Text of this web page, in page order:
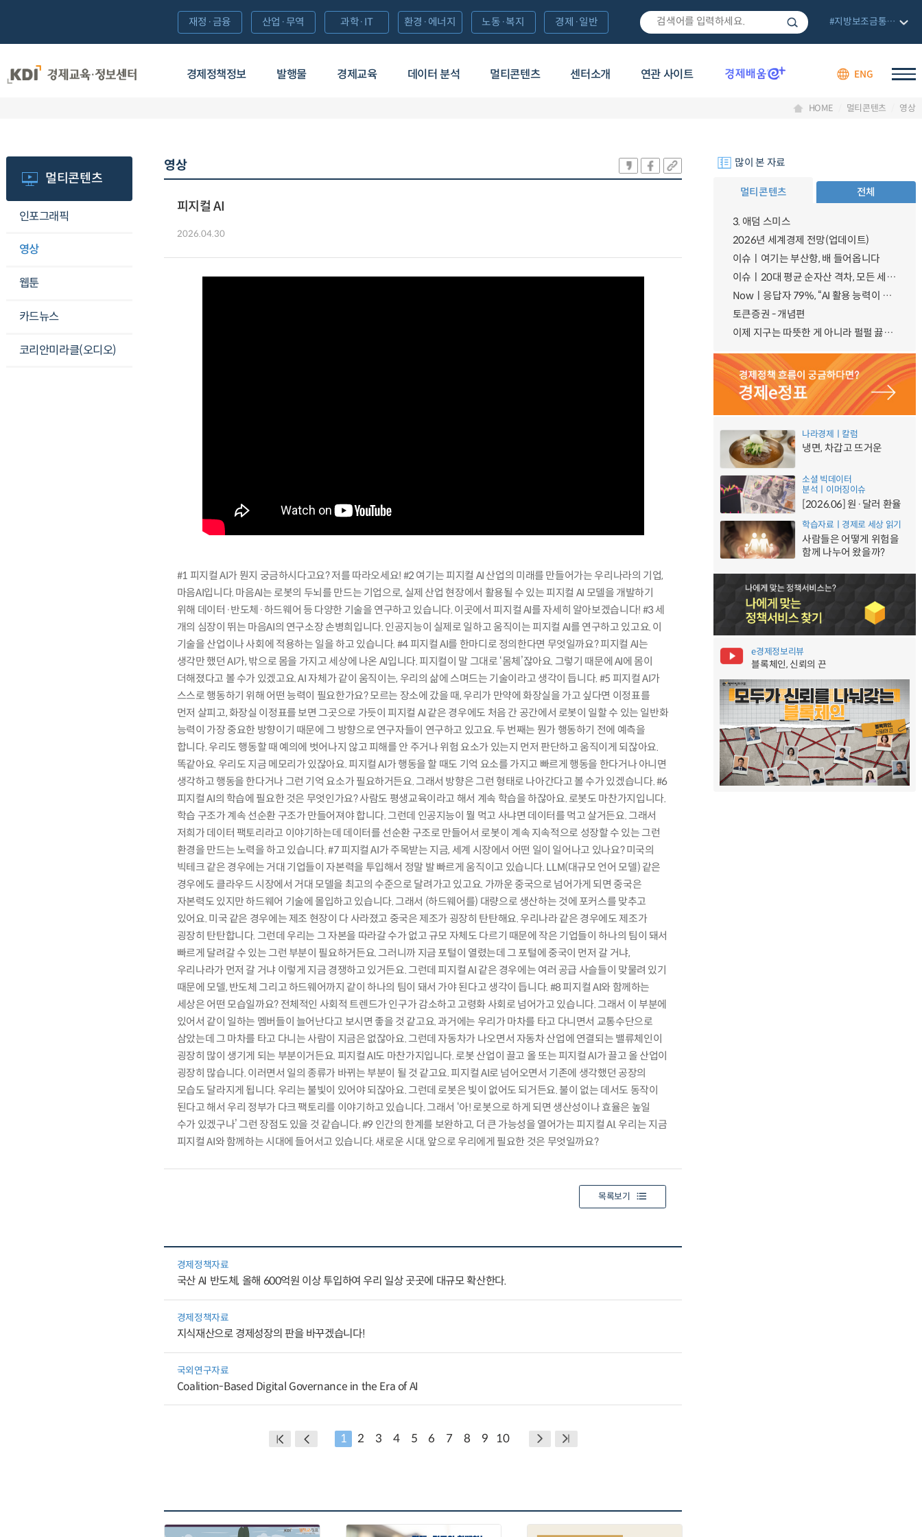
경제정책정보 발행물 경제교육 데이터 분석 멀티콘텐츠 센터소개 연관 사이트 ENG
재정·금융 산업·무역 과학·IT 환경·에너지 노동·복지 경제·일반 #지방보조금통합관리망
HOME 멀티콘텐츠 영상
멀티콘텐츠
인포그래픽
영상
웹툰
카드뉴스
코리안미라클(오디오)
영상
피지컬 AI
2026.04.30
#1 피지컬 AI가 뭔지 궁금하시다고요? 저를 따라오세요! #2 여기는 피지컬 AI 산업의 미래를 만들어가는 우리나라의 기업,
마음AI입니다. 마음AI는 로봇의 두뇌를 만드는 기업으로, 실제 산업 현장에서 활용될 수 있는 피지컬 AI 모델을 개발하기
위해 데이터·반도체·하드웨어 등 다양한 기술을 연구하고 있습니다. 이곳에서 피지컬 AI를 자세히 알아보겠습니다! #3 세
개의 심장이 뛰는 마음AI의 연구소장 손병희입니다. 인공지능이 실제로 일하고 움직이는 피지컬 AI를 연구하고 있고요. 이
기술을 산업이나 사회에 적용하는 일을 하고 있습니다. #4 피지컬 AI를 한마디로 정의한다면 무엇일까요? 피지컬 AI는
생각만 했던 AI가, 밖으로 몸을 가지고 세상에 나온 AI입니다. 피지컬이 말 그대로 ‘몸체’잖아요. 그렇기 때문에 AI에 몸이
더해졌다고 볼 수가 있겠고요. AI 자체가 같이 움직이는, 우리의 삶에 스며드는 기술이라고 생각이 듭니다. #5 피지컬 AI가
스스로 행동하기 위해 어떤 능력이 필요한가요? 모르는 장소에 갔을 때, 우리가 만약에 화장실을 가고 싶다면 이정표를
먼저 살피고, 화장실 이정표를 보면 그곳으로 가듯이 피지컬 AI 같은 경우에도 처음 간 공간에서 로봇이 일할 수 있는 일반화
능력이 가장 중요한 방향이기 때문에 그 방향으로 연구자들이 연구하고 있고요. 두 번째는 뭔가 행동하기 전에 예측을
합니다. 우리도 행동할 때 예의에 벗어나지 않고 피해를 안 주거나 위험 요소가 있는지 먼저 판단하고 움직이게 되잖아요.
똑같아요. 우리도 지금 메모리가 있잖아요. 피지컬 AI가 행동을 할 때도 기억 요소를 가지고 빠르게 행동을 한다거나 아니면
생각하고 행동을 한다거나 그런 기억 요소가 필요하거든요. 그래서 방향은 그런 형태로 나아간다고 볼 수가 있겠습니다. #6
피지컬 AI의 학습에 필요한 것은 무엇인가요? 사람도 평생교육이라고 해서 계속 학습을 하잖아요. 로봇도 마찬가지입니다.
학습 구조가 계속 선순환 구조가 만들어져야 합니다. 그런데 인공지능이 뭘 먹고 사냐면 데이터를 먹고 살거든요. 그래서
저희가 데이터 팩토리라고 이야기하는데 데이터를 선순환 구조로 만들어서 로봇이 계속 지속적으로 성장할 수 있는 그런
환경을 만드는 노력을 하고 있습니다. #7 피지컬 AI가 주목받는 지금, 세계 시장에서 어떤 일이 일어나고 있나요? 미국의
빅테크 같은 경우에는 거대 기업들이 자본력을 투입해서 정말 발 빠르게 움직이고 있습니다. LLM(대규모 언어 모델) 같은
경우에도 클라우드 시장에서 거대 모델을 최고의 수준으로 달려가고 있고요. 가까운 중국으로 넘어가게 되면 중국은
자본력도 있지만 하드웨어 기술에 몰입하고 있습니다. 그래서 (하드웨어를) 대량으로 생산하는 것에 포커스를 맞추고
있어요. 미국 같은 경우에는 제조 현장이 다 사라졌고 중국은 제조가 굉장히 탄탄해요. 우리나라 같은 경우에도 제조가
굉장히 탄탄합니다. 그런데 우리는 그 자본을 따라갈 수가 없고 규모 자체도 다르기 때문에 작은 기업들이 하나의 팀이 돼서
빠르게 달려갈 수 있는 그런 부분이 필요하거든요. 그러니까 지금 포털이 열렸는데 그 포털에 중국이 먼저 갈 거냐,
우리나라가 먼저 갈 거냐 이렇게 지금 경쟁하고 있거든요. 그런데 피지컬 AI 같은 경우에는 여러 공급 사슬들이 맞물려 있기
때문에 모델, 반도체 그리고 하드웨어까지 같이 하나의 팀이 돼서 가야 된다고 생각이 듭니다. #8 피지컬 AI와 함께하는
세상은 어떤 모습일까요? 전체적인 사회적 트렌드가 인구가 감소하고 고령화 사회로 넘어가고 있습니다. 그래서 이 부분에
있어서 같이 일하는 멤버들이 늘어난다고 보시면 좋을 것 같고요. 과거에는 우리가 마차를 타고 다니면서 교통수단으로
삼았는데 그 마차를 타고 다니는 사람이 지금은 없잖아요. 그런데 자동차가 나오면서 자동차 산업에 연결되는 밸류체인이
굉장히 많이 생기게 되는 부분이거든요. 피지컬 AI도 마찬가지입니다. 로봇 산업이 끌고 올 또는 피지컬 AI가 끌고 올 산업이
굉장히 많습니다. 이러면서 일의 종류가 바뀌는 부분이 될 것 같고요. 피지컬 AI로 넘어오면서 기존에 생각했던 공장의
모습도 달라지게 됩니다. 우리는 불빛이 있어야 되잖아요. 그런데 로봇은 빛이 없어도 되거든요. 불이 없는 데서도 동작이
된다고 해서 우리 정부가 다크 팩토리를 이야기하고 있습니다. 그래서 ‘아! 로봇으로 하게 되면 생산성이나 효율은 높일
수가 있겠구나’ 그런 장점도 있을 것 같습니다. #9 인간의 한계를 보완하고, 더 큰 가능성을 열어가는 피지컬 AI. 우리는 지금
피지컬 AI와 함께하는 시대에 들어서고 있습니다. 새로운 시대. 앞으로 우리에게 필요한 것은 무엇일까요?
목록보기
경제정책자료
국산 AI 반도체, 올해 600억원 이상 투입하여 우리 일상 곳곳에 대규모 확산한다.
경제정책자료
지식재산으로 경제성장의 판을 바꾸겠습니다!
국외연구자료
Coalition-Based Digital Governance in the Era of AI
1 2 3 4 5 6 7 8 9 10
많이 본 자료
멀티콘텐츠 전체
3. 애덤 스미스
2026년 세계경제 전망(업데이트)
이슈ㅣ여기는 부산항, 배 들어옵니다
이슈ㅣ20대 평균 순자산 격차, 모든 세대 중 압도적 1위
Nowㅣ응답자 79%, “AI 활용 능력이 기회의 격차로 이어질 것”
토큰증권 - 개념편
이제 지구는 따뜻한 게 아니라 펄펄 끓는 중
나라경제ㅣ칼럼
냉면, 차갑고 뜨거운
소셜 빅데이터
분석ㅣ이머징이슈
[2026.06] 원·달러 환율
학습자료ㅣ경제로 세상 읽기
사람들은 어떻게 위험을
함께 나누어 왔을까?
e경제정보리뷰
블록체인, 신뢰의 끈